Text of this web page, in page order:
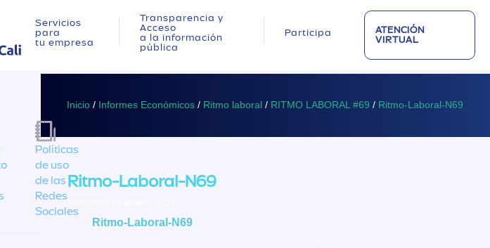
Servicios
para
tu empresa
Transparencia y
Acceso
a la información
pública
Participa
ATENCIÓN
VIRTUAL
Inicio / Informes Económicos / Ritmo laboral / RITMO LABORAL #69 / Ritmo-Laboral-N69
Ritmo-Laboral-N69
Publicado 29 enero, 2021
Ritmo-Laboral-N69
Políticas
de uso
de las
Redes
Sociales